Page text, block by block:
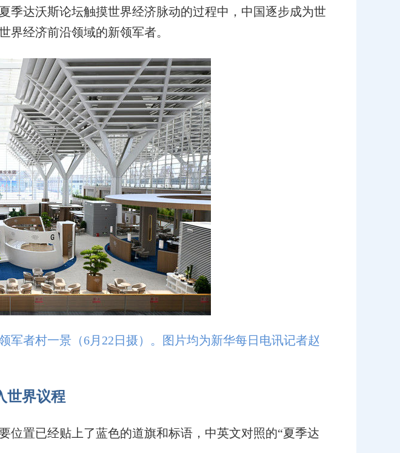
达沃斯论坛触摸世界经济脉动的过程中，中国逐步成为世
界经济前沿领域的新领军者。
军者村一景（6月22日摄）。图片均为新华每日电讯记者赵
世界议程
置已经贴上了蓝色的道旗和标语，中英文对照的“夏季达